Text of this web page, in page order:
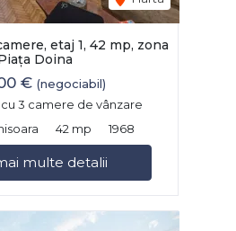
etaj 1, 42 mp, zona
Doina
€ (negociabil)
3 camere de vânzare
42 mp 1968
multe detalii